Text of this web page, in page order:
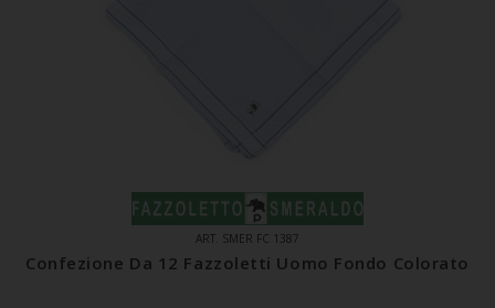
ART. SMER FC 1387
Confezione Da 12 Fazzoletti Uomo Fondo Colorato